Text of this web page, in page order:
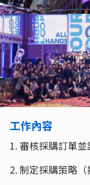
工作內容
1. 審核採購訂單
2. 制定採購策略（